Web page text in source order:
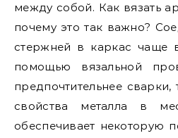
между собой. Как вязать
почему это так важно?
стержней в каркас чаще
помощью вязальной
предпочтительнее
свойства металла в
обеспечивает некоторую